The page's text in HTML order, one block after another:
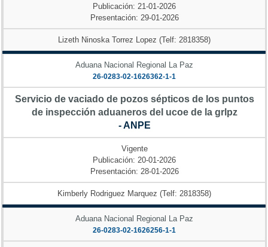
Publicación: 21-01-2026
Presentación: 29-01-2026
Lizeth Ninoska Torrez Lopez (Telf: 2818358)
Aduana Nacional Regional La Paz
26-0283-02-1626362-1-1
Servicio de vaciado de pozos sépticos de los puntos
de inspección aduaneros del ucoe de la grlpz
- ANPE
Vigente
Publicación: 20-01-2026
Presentación: 28-01-2026
Kimberly Rodriguez Marquez (Telf: 2818358)
Aduana Nacional Regional La Paz
26-0283-02-1626256-1-1